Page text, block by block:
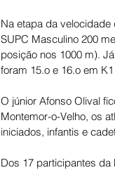
Na etapa da
SUPC Masculino 200
posição nos 1000 m).
foram 15.o e 16.o em
O júnior Afonso Olival
Montemor-o-Velho, os
iniciados, infantis e
Dos 17 participantes